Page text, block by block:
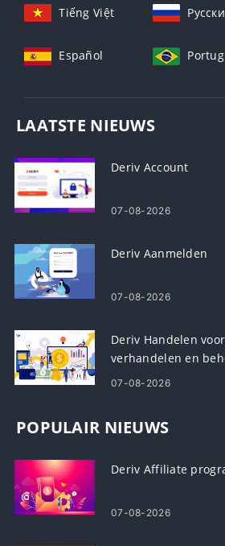
Tiếng Việt
Español
LAATSTE NIEUWS
Deriv Account
07-08-2026
Deriv Aanmelden
07-08-2026
Deriv Handelen
verhandelen en
07-08-2026
POPULAIR NIEUWS
Deriv Affiliate
07-08-2026